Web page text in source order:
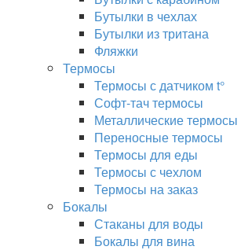
Бутылки в чехлах
Бутылки из тритана
Фляжки
Термосы
Термосы с датчиком t°
Софт-тач термосы
Металлические термосы
Переносные термосы
Термосы для еды
Термосы с чехлом
Термосы на заказ
Бокалы
Стаканы для воды
Бокалы для вина